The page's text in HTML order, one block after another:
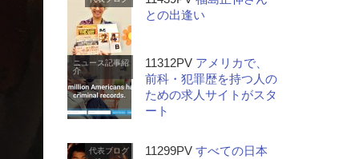
との出逢い
ニュース記事紹
介
11312PV アメリカで、
前科・犯罪歴を持つ人の
ための求人サイトがスタ
ート
代表ブログ 11299PV すべての日本